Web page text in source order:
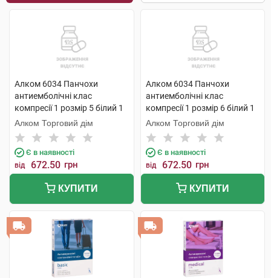
Алком 6034 Панчохи
антиемболічні клас
компресії 1 розмір 5 білий 1
пара
Алком Торговий дім
Є в наявності
від 672.50 грн
КУПИТИ
Алком 6034 Панчохи
антиемболічні клас
компресії 1 розмір 6 білий 1
пара
Алком Торговий дім
Є в наявності
від 672.50 грн
КУПИТИ